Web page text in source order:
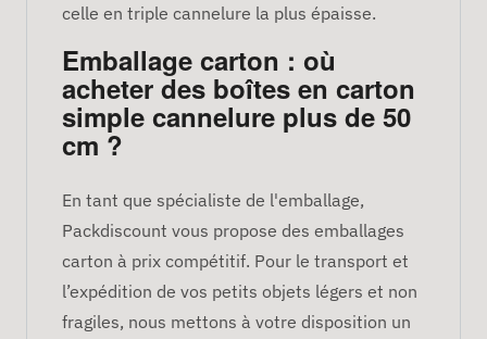
celle en triple cannelure la plus épaisse.
Emballage carton : où
acheter des boîtes en carton
simple cannelure plus de 50
cm ?
En tant que spécialiste de l'emballage,
Packdiscount vous propose des emballages
carton à prix compétitif. Pour le transport et
l’expédition de vos petits objets légers et non
fragiles, nous mettons à votre disposition un